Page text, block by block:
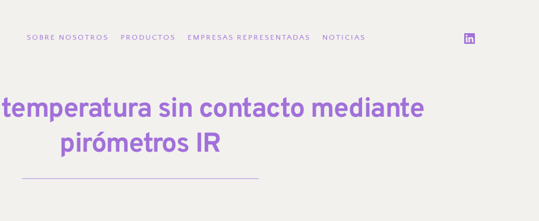
SOBRE NOSOTROS PRODUCTOS EMPRESAS REPRESENTADAS NOTICIAS
sin contacto mediante
pirómetros IR